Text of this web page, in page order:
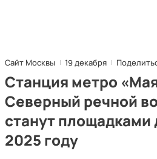
Сайт Москвы 19 декабря
Станция метро
Северный речной
станут площадками
2025 году